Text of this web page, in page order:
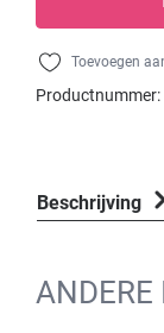
Toevoegen
Productnummer:
Beschrijving
ANDERE